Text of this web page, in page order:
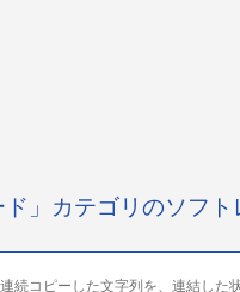
ド」カテゴリのソフ
続コピーした文字列を、連結した